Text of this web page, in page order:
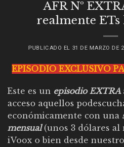
AFR Nº
realmente ETs
PUBLICADO EL 31 DE MARZO DE
EPISODIO EXCLUSIVO
Este es un episodio EXTRA
acceso aquellos
económicamente con una
mensual(unos 3 dólares al
iVoox o bien desde